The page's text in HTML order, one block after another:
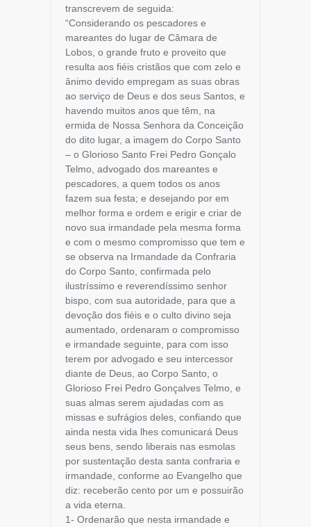
transcrevem de seguida:
“Considerando os pescadores e
mareantes do lugar de Câmara de
Lobos, o grande fruto e proveito que
resulta aos fiéis cristãos que com zelo e
ânimo devido empregam as suas obras
ao serviço de Deus e dos seus Santos, e
havendo muitos anos que têm, na
ermida de Nossa Senhora da Conceição
do dito lugar, a imagem do Corpo Santo
– o Glorioso Santo Frei Pedro Gonçalo
Telmo, advogado dos mareantes e
pescadores, a quem todos os anos
fazem sua festa; e desejando por em
melhor forma e ordem e erigir e criar de
novo sua irmandade pela mesma forma
e com o mesmo compromisso que tem e
se observa na Irmandade da Confraria
do Corpo Santo, confirmada pelo
ilustríssimo e reverendíssimo senhor
bispo, com sua autoridade, para que a
devoção dos fiéis e o culto divino seja
aumentado, ordenaram o compromisso
e irmandade seguinte, para com isso
terem por advogado e seu intercessor
diante de Deus, ao Corpo Santo, o
Glorioso Frei Pedro Gonçalves Telmo, e
suas almas serem ajudadas com as
missas e sufrágios deles, confiando que
ainda nesta vida lhes comunicará Deus
seus bens, sendo liberais nas esmolas
por sustentação desta santa confraria e
irmandade, conforme ao Evangelho que
diz: receberão cento por um e possuirão
a vida eterna.
1- Ordenarão que nesta irmandade e